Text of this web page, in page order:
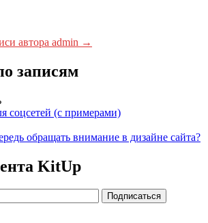
автора admin →
записям
соцсетей (с примерами)
обращать внимание в дизайне сайта?
KitUp
Подписаться